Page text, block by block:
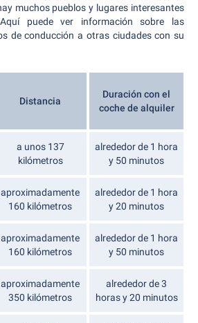
muchos pueblos y lugares interesantes
puede ver información sobre las
de conducción a otras ciudades con su
Distancia
Duración con el
coche de alquiler
a unos 137
kilómetros
alrededor de 1 hora
y 50 minutos
aproximadamente
160 kilómetros
alrededor de 1 hora
y 20 minutos
aproximadamente
160 kilómetros
alrededor de 1 hora
y 50 minutos
aproximadamente
350 kilómetros
alrededor de 3
horas y 20 minutos